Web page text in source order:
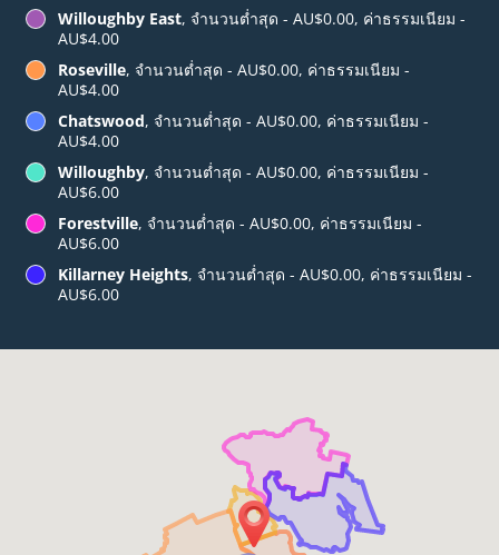
Willoughby East, จำนวนต่ำสุด - AU$0.00, ค่าธรรมเนียม -
AU$4.00
Roseville, จำนวนต่ำสุด - AU$0.00, ค่าธรรมเนียม -
AU$4.00
Chatswood, จำนวนต่ำสุด - AU$0.00, ค่าธรรมเนียม -
AU$4.00
Willoughby, จำนวนต่ำสุด - AU$0.00, ค่าธรรมเนียม -
AU$6.00
Forestville, จำนวนต่ำสุด - AU$0.00, ค่าธรรมเนียม -
AU$6.00
Killarney Heights, จำนวนต่ำสุด - AU$0.00, ค่าธรรมเนียม -
AU$6.00